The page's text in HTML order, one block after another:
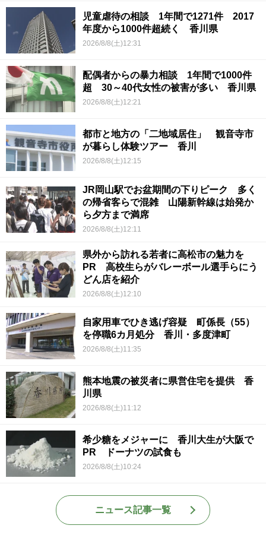
児童虐待の相談 1年間で1271件 2017
年度から1000件超続く 香川県
2026/8/8(土)12:31
配偶者からの暴力相談 1年間で1000件
超 30～40代女性の被害が多い 香川県
2026/8/8(土)12:21
都市と地方の「二地域居住」 観音寺市
が暮らし体験ツアー 香川
2026/8/8(土)12:15
JR岡山駅でお盆期間の下りピーク 多く
の帰省客らで混雑 山陽新幹線は始発か
ら夕方まで満席
2026/8/8(土)12:11
県外から訪れる若者に高松市の魅力を
PR 高校生らがバレーボール選手らにう
どん店を紹介
2026/8/8(土)12:10
自家用車でひき逃げ容疑 町係長（55）
を停職6カ月処分 香川・多度津町
2026/8/8(土)11:35
熊本地震の被災者に県営住宅を提供 香
川県
2026/8/8(土)11:12
希少糖をメジャーに 香川大生が大阪で
PR ドーナツの試食も
2026/8/8(土)10:24
ニュース記事一覧